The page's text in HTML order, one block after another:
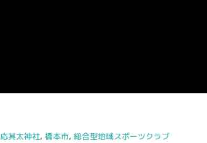
応其太神社, 橋本市, 総合型地域スポーツクラブ